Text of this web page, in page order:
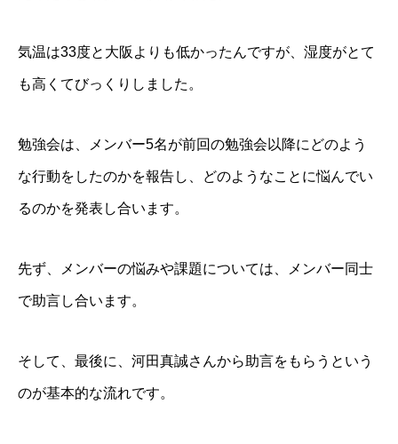
気温は33度と大阪よりも低かったんですが、湿度がとて
も高くてびっくりしました。
勉強会は、メンバー5名が前回の勉強会以降にどのよう
な行動をしたのかを報告し、どのようなことに悩んでい
るのかを発表し合います。
先ず、メンバーの悩みや課題については、メンバー同士
で助言し合います。
そして、最後に、河田真誠さんから助言をもらうという
のが基本的な流れです。